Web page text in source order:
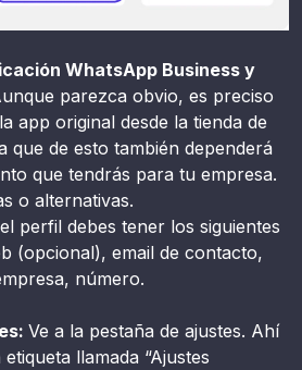
WhatsApp Business y
parezca obvio, es preciso
app original desde la tienda de
que de esto también dependerá
que tendrás para tu empresa.
o alternativas.
perfil debes tener los siguientes
(opcional), email de contacto,
número.
Ve a la pestaña de ajustes. Ahí
llamada “Ajustes